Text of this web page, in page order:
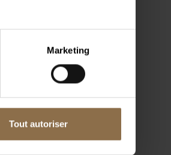
Marketing
Tout autoriser